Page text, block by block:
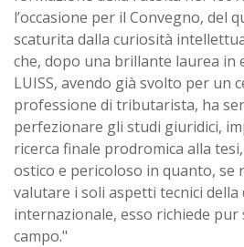
l’occasione per il Convegno, del
scaturita dalla curiosità
che, dopo una brillante laurea in
LUISS, avendo già svolto per un
professione di tributarista, ha
perfezionare gli studi giuridici,
ricerca finale prodromica alla
ostico e pericoloso in quanto, se
valutare i soli aspetti tecnici
internazionale, esso richiede pur
campo."